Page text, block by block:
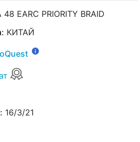
48 EARC PRIORITY BRAID
КИТАЙ
16/3/21